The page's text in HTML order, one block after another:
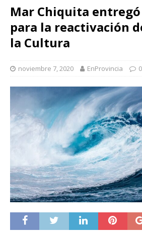
Mar Chiquita
para la reactivación
la Cultura
noviembre 7, 2020 EnProvincia 0